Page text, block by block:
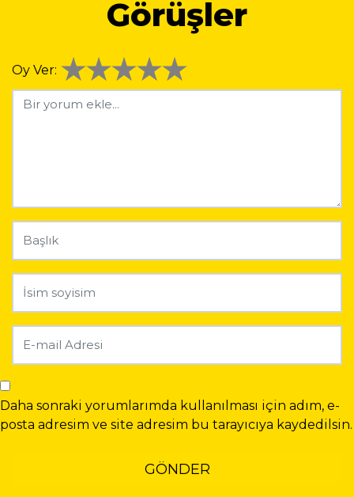
Görüşler
Oy Ver:
Daha sonraki yorumlarımda kullanılması için adım, e-
posta adresim ve site adresim bu tarayıcıya kaydedilsin.